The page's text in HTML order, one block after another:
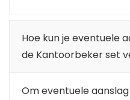
Hoe kun je eventuele
de Kantoorbeker set
Om eventuele